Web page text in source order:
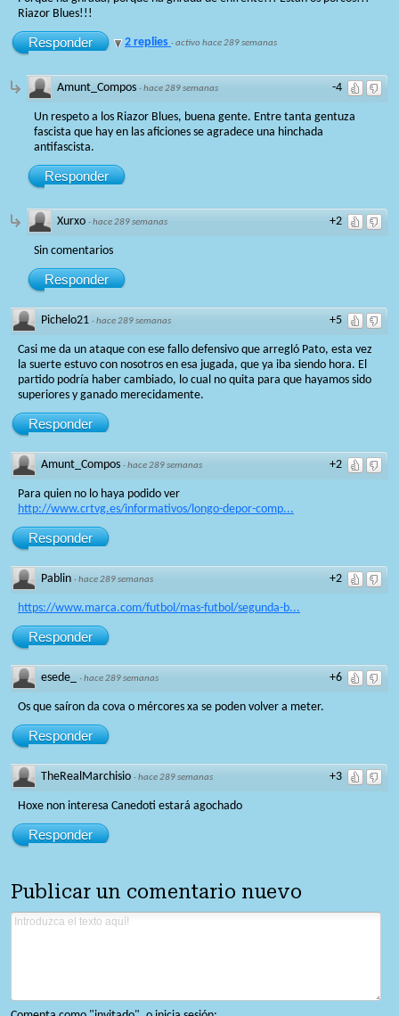
Riazor Blues!!!
Responder 2 replies ·activo hace 289 semanas
-4
Amunt_Compos ·hace 289 semanas
Un respeto a los Riazor Blues, buena gente. Entre tanta gentuza
fascista que hay en las aficiones se agradece una hinchada
antifascista.
Responder
+2
Xurxo ·hace 289 semanas
Sin comentarios
Responder
+5
Pichelo21 ·hace 289 semanas
Casi me da un ataque con ese fallo defensivo que arregló Pato, esta vez
la suerte estuvo con nosotros en esa jugada, que ya iba siendo hora. El
partido podría haber cambiado, lo cual no quita para que hayamos sido
superiores y ganado merecidamente.
Responder
+2
Amunt_Compos ·hace 289 semanas
Para quien no lo haya podido ver
http://www.crtvg.es/informativos/longo-depor-comp...
Responder
+2
Pablin ·hace 289 semanas
https://www.marca.com/futbol/mas-futbol/segunda-b...
Responder
+6
esede_ ·hace 289 semanas
Os que saíron da cova o mércores xa se poden volver a meter.
Responder
+3
TheRealMarchisio ·hace 289 semanas
Hoxe non interesa Canedoti estará agochado
Responder
Publicar un comentario nuevo